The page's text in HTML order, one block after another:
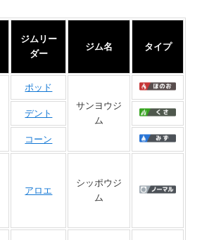
ジムリー
ダー
ジム名 タイプ
ポッド
サンヨウジ
ム
デント
コーン
アロエ
シッポウジ
ム